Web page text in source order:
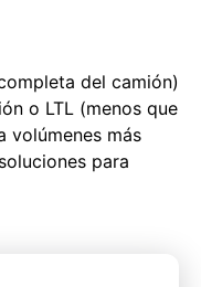
del camión)
o LTL (menos que
volúmenes más
para